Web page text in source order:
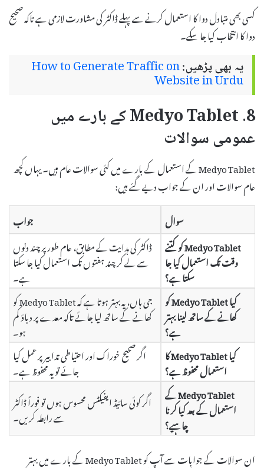
کسی بھی متبادل دوا کا استعمال کرنے سے پہلے ڈاکٹر کی مشاورت لازمی ہے تاکہ صحیح
دوا کا انتخاب کیا جا سکے۔
یہ بھی پڑھیں:How to Generate Traffic on
Website in Urdu
8. Medyo Tablet کے بارے میں
عمومی سوالات
Medyo Tablet کے استعمال کے بارے میں کئی سوالات عام ہیں۔ یہاں کچھ
عام سوالات اور ان کے جواب دیے گئے ہیں:
سوال
جواب
Medyo Tablet کو کتنے
وقت تک استعمال کیا جا
سکتا ہے؟
ڈاکٹر کی ہدایت کے مطابق، عام طور پر چند دنوں
سے لے کر چند ہفتوں تک استعمال کیا جا سکتا
ہے۔
کیا Medyo Tablet کو
کھانے کے ساتھ لینا بہتر
ہے؟
جی ہاں، یہ بہتر ہوتا ہے کہ Medyo Tablet کو
کھانے کے ساتھ لیا جائے تاکہ معدے پر دباؤ کم
ہو۔
کیا Medyo Tablet کا
استعمال محفوظ ہے؟
اگر صحیح خوراک اور احتیاطی تدابیر پر عمل کیا
جائے تو یہ محفوظ ہے۔
Medyo Tablet کے
استعمال کے بعد کیا کرنا
چاہیے؟
اگر کوئی سائیڈ ایفیکٹس محسوس ہوں تو فوراً ڈاکٹر
سے رابطہ کریں۔
ان سوالات کے جوابات سے آپ کو Medyo Tablet کے بارے میں بہتر